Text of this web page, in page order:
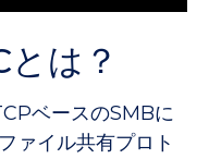
は？
ベースのSMBに
ァイル共有プロト